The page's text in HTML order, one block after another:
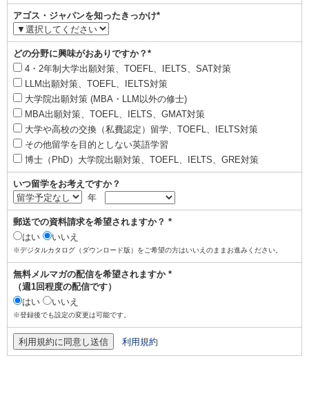
アゴス・ジャパンを知ったきっかけ*
どの分野に興味がおありですか？*
4・2年制大学出願対策、TOEFL、IELTS、SAT対策
LLM出願対策、TOEFL、IELTS対策
大学院出願対策 (MBA・LLM以外の修士)
MBA出願対策、TOEFL、IELTS、GMAT対策
大学や高校の交換（私費認定）留学、TOEFL、IELTS対策
その他留学を目的としない英語学習
博士（PhD）大学院出願対策、TOEFL、IELTS、GRE対策
いつ留学をお考えですか？
年
郵送での資料請求を希望されますか？ *
はい
いいえ
※デジタルカタログ（ダウンロード版）をご希望の方はいいえのままお進みください。
無料メルマガの配信を希望されますか *
（週1回程度の配信です）
はい
いいえ
※登録後でも設定の変更は可能です。
利用規約